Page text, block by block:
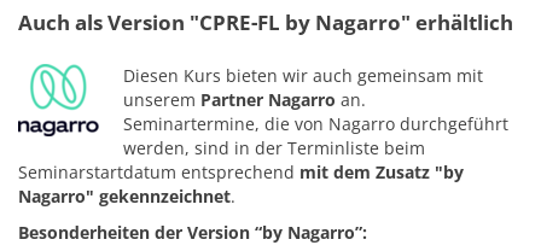
Auch als Version "CPRE-FL by Nagarro" erhältlich
Diesen Kurs bieten wir auch gemeinsam mit
unserem Partner Nagarro an.
Seminartermine, die von Nagarro durchgeführt
werden, sind in der Terminliste beim
Seminarstartdatum entsprechend mit dem Zusatz "by
Nagarro" gekennzeichnet.
Besonderheiten der Version “by Nagarro”: